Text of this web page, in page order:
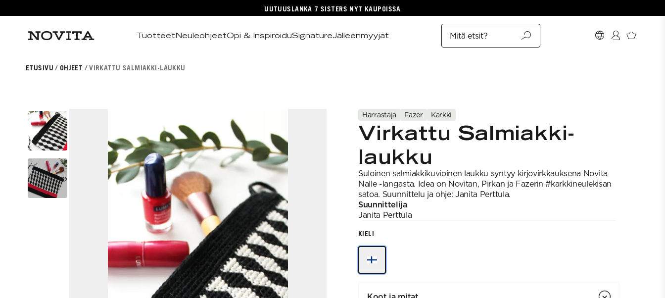
UUTUUSLANKA 7 SISTERS NYT KAUPOISSA
TuotteetNeuleohjeetOpi & InspiroiduSignatureJälleenmyyjät Mitä etsit?
ETUSIVU OHJEET VIRKATTU SALMIAKKI-LAUKKU
Harrastaja Fazer Karkki
Virkattu Salmiakki-
laukku
Suloinen salmiakkikuvioinen laukku syntyy kirjovirkkauksena Novita
Nalle -langasta. Idea on Novitan, Pirkan ja Fazerin #karkkineulekisan
satoa. Suunnittelu ja ohje: Janita Perttula.
Suunnittelija
Janita Perttula
KIELI